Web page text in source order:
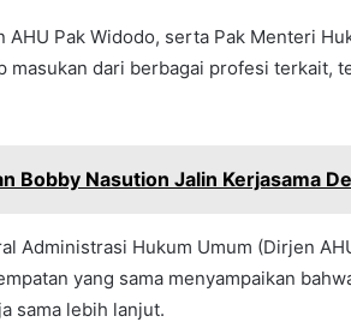
AHU Pak Widodo, serta Pak Menteri
masukan dari berbagai profesi terkait,
Bobby Nasution Jalin Kerjasama
Administrasi Hukum Umum (Dirjen
yang sama menyampaikan
sama lebih lanjut.